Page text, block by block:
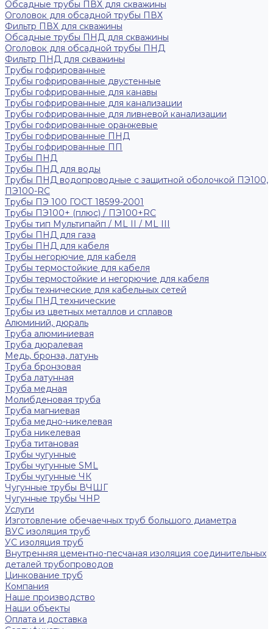
Обсадные трубы ПВХ для скважины
Оголовок для обсадной трубы ПВХ
Фильтр ПВХ для скважины
Обсадные трубы ПНД для скважины
Оголовок для обсадной трубы ПНД
Фильтр ПНД для скважины
Трубы гофрированные
Трубы гофрированные двустенные
Трубы гофрированные для канавы
Трубы гофрированные для канализации
Трубы гофрированные для ливневой канализации
Трубы гофрированные оранжевые
Трубы гофрированные ПНД
Трубы гофрированные ПП
Трубы ПНД
Трубы ПНД для воды
Трубы ПНД водопроводные с защитной оболочкой ПЭ100,
ПЭ100-RC
Трубы ПЭ 100 ГОСТ 18599-2001
Трубы ПЭ100+ (плюс) / ПЭ100+RC
Трубы тип Мультипайп / ML II / ML III
Трубы ПНД для газа
Трубы ПНД для кабеля
Трубы негорючие для кабеля
Трубы термостойкие для кабеля
Трубы термостойкие и негорючие для кабеля
Трубы технические для кабельных сетей
Трубы ПНД технические
Трубы из цветных металлов и сплавов
Алюминий, дюраль
Труба алюминиевая
Труба дюралевая
Медь, бронза, латунь
Труба бронзовая
Труба латунная
Труба медная
Молибденовая труба
Труба магниевая
Труба медно-никелевая
Труба никелевая
Труба титановая
Трубы чугунные
Трубы чугунные SML
Трубы чугунные ЧК
Чугунные трубы ВЧШГ
Чугунные трубы ЧНР
Услуги
Изготовление обечаечных труб большого диаметра
ВУС изоляция труб
УС изоляция труб
Внутренняя цементно-песчаная изоляция соединительных
деталей трубопроводов
Цинкование труб
Компания
Наше производство
Наши объекты
Оплата и доставка